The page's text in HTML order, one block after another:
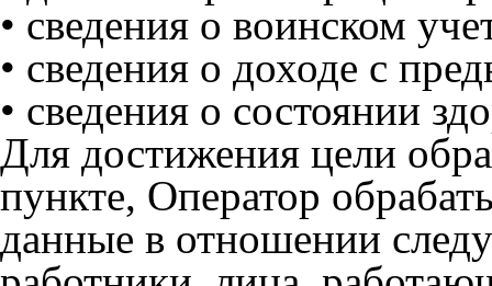
• сведения о воинском
• сведения о доходе с
• сведения о состоянии
Для достижения цели
пункте, Оператор
данные в отношении